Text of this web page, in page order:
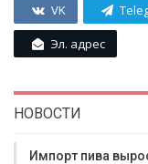
VK
Эл. адрес
НОВОСТИ
Импорт пива